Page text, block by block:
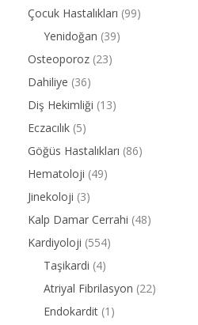
Çocuk Hastalıkları (99)
Yenidoğan (39)
Osteoporoz (23)
Dahiliye (36)
Diş Hekimliği (13)
Eczacılık (5)
Göğüs Hastalıkları (86)
Hematoloji (49)
Jinekoloji (3)
Kalp Damar Cerrahi (48)
Kardiyoloji (554)
Taşikardi (4)
Atriyal Fibrilasyon (22)
Endokardit (1)